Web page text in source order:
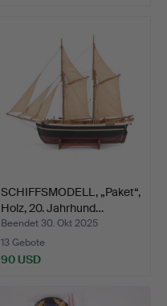
SCHIFFSMODELL, „Paket“,
Holz, 20. Jahrhund…
Beendet 30. Okt 2025
13 Gebote
90 USD